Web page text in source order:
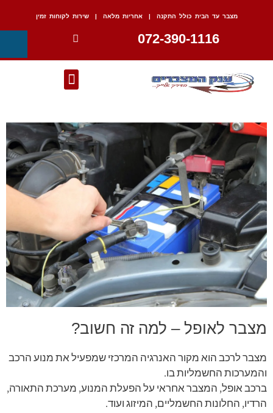
מצבר עד הבית כולל התקנה | אחריות מלאה | שירות לקוחות זמין
072-390-1116
מצבר לאופל – למה זה חשוב?
מצבר לרכב הוא מקור האנרגיה המרכזי שמפעיל את מנוע הרכב
והמערכות החשמליות בו.
ברכב אופל, המצבר אחראי על הפעלת המנוע, מערכת התאורה,
הרדיו, החלונות החשמליים, המיזוג ועוד.